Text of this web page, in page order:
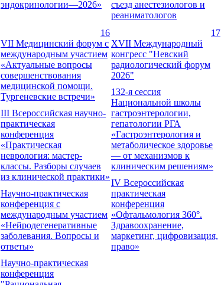
эндокринологии—2026»
съезд анестезиологов и
реаниматологов
16
VII Медицинский форум с
международным участием
«Актуальные вопросы
совершенствования
медицинской помощи.
Тургеневские встречи»
III Всероссийская научно-
практическая
конференция
«Практическая
неврология: мастер-
классы. Разборы случаев
из клинической практики»
Научно-практическая
конференция с
международным участием
«Нейродегенеративные
заболевания. Вопросы и
ответы»
Научно-практическая
конференция
17
XVII Mеждународный
конгресс "Невский
радиологический форум
2026"
132-я сессия
Национальной школы
гастроэнтерологии,
гепатологии РГА
«Гастроэнтерология и
метаболическое здоровье
— от механизмов к
клиническим решениям»
IV Всероссийская
практическая
конференция
«Офтальмология 360°.
Здравоохранение,
маркетинг, цифровизация,
право»